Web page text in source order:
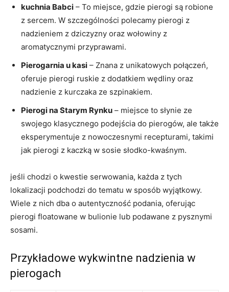
kuchnia Babci –‌ To miejsce, gdzie pierogi⁢ są robione
z sercem. W szczególności polecamy pierogi z
nadzieniem z dziczyzny oraz wołowiny z
aromatycznymi przyprawami.
Pierogarnia u kasi – Znana z unikatowych połączeń,
oferuje pierogi ruskie⁤ z dodatkiem wędliny⁢ oraz
⁢nadzienie z kurczaka ze⁣ szpinakiem.
Pierogi na Starym Rynku – miejsce to ‌słynie ze
swojego klasycznego podejścia do pierogów, ale także⁤
eksperymentuje z nowoczesnymi ⁢recepturami, takimi
jak pierogi z kaczką w sosie słodko-kwaśnym.
jeśli chodzi o kwestie serwowania, ​każda z tych
lokalizacji podchodzi do⁢ tematu w sposób wyjątkowy.
Wiele z nich dba o ⁤autentyczność podania, oferując
pierogi floatowane‍ w ‍bulionie lub podawane z pysznymi‍
sosami.
Przykładowe wykwintne nadzienia ⁣w
pierogach